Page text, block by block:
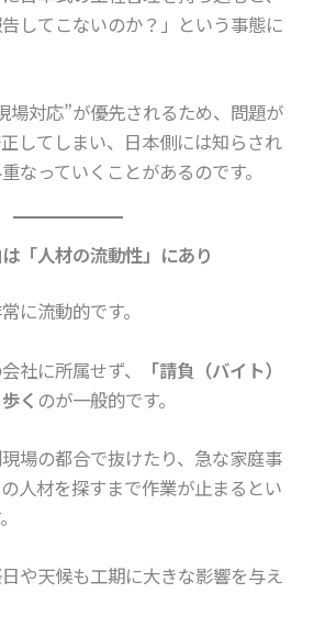
告してこないのか？」という事態に
場対応”が優先されるため、問題が
してしまい、日本側には知らされ
なっていくことがあるのです。
「人材の流動性」にあり
に流動的です。
社に所属せず、
「請負（バイト）
く のが一般的です。
場の都合で抜けたり、急な家庭事
人材を探すまで作業が止まるとい
や天候も工期に大きな影響を与え